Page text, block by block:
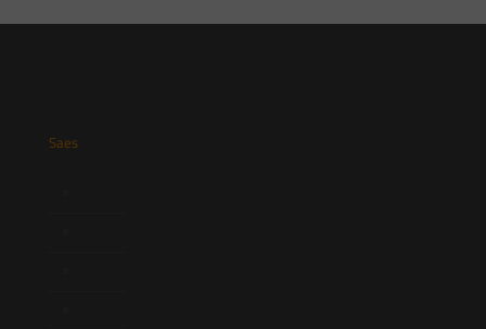
Saes